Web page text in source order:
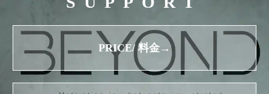
PRICE/ 料金→